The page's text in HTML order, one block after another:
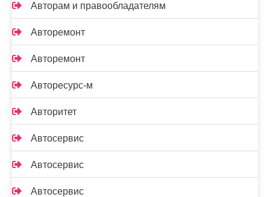
Авторам и правообладателям
Авторемонт
Авторемонт
Авторесурс-м
Авторитет
Автосервис
Автосервис
Автосервис